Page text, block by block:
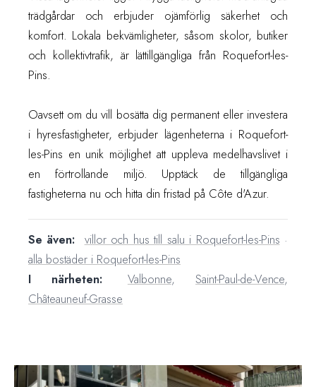
trädgårdar och erbjuder ojämförlig säkerhet och
komfort. Lokala bekvämligheter, såsom skolor, butiker
och kollektivtrafik, är lättillgängliga från Roquefort-les-
Pins.
Oavsett om du vill bosätta dig permanent eller investera
i hyresfastigheter, erbjuder lägenheterna i Roquefort-
les-Pins en unik möjlighet att uppleva medelhavslivet i
en förtrollande miljö. Upptäck de tillgängliga
fastigheterna nu och hitta din fristad på Côte d'Azur.
Se även: villor och hus till salu i Roquefort-les-Pins ·
alla bostäder i Roquefort-les-Pins
I närheten:
Valbonne,Saint-Paul-de-Vence,
Châteauneuf-Grasse